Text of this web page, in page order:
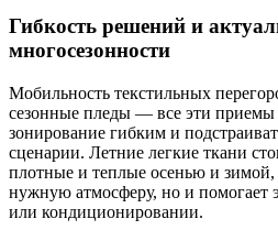
Гибкость решений и
многосезонности
Мобильность текстильных
сезонные пледы — все эти приемы
зонирование гибким и
сценарии. Летние легкие ткани
плотные и теплые осенью и зимой,
нужную атмосферу, но и помогает
или кондиционировании.